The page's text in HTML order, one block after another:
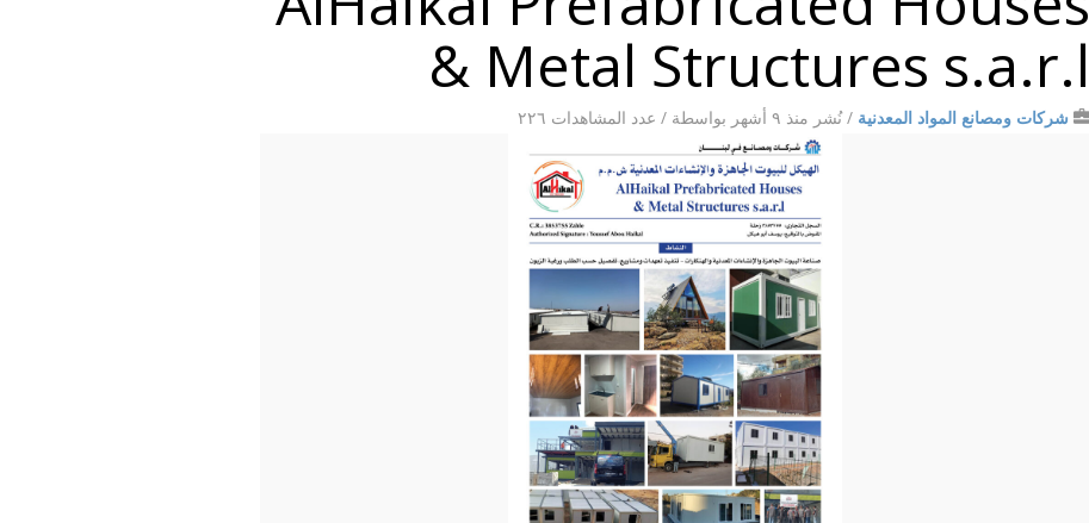
& Metal Structures s.a.r.l
شركات ومصانع المواد المعدنية /نُشر منذ ٩ أشهر بواسطة/ عدد المشاهدات ٢٢٦